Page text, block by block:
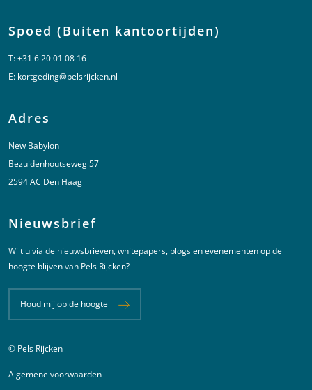
Spoed (Buiten kantoortijden)
T:+31 6 20 01 08 16
E: kortgeding@pelsrijcken.nl
Adres
New Babylon
Bezuidenhoutseweg 57
2594 AC Den Haag
Nieuwsbrief
Wilt u via de nieuwsbrieven, whitepapers, blogs en evenementen op de
hoogte blijven van Pels Rijcken?
Houd mij op de hoogte
Juridische informatie
© Pels Rijcken
Algemene voorwaarden